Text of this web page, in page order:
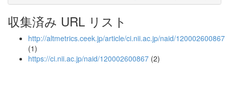
収集済み URL リスト
http://altmetrics.ceek.jp/article/ci.nii.ac.jp/naid/120002600867
(1)
https://ci.nii.ac.jp/naid/120002600867 (2)